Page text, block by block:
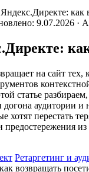
как
9.07.2026 ·
на сайт
статье
догона аудитории
хотят перестать
Ретаргетинг и